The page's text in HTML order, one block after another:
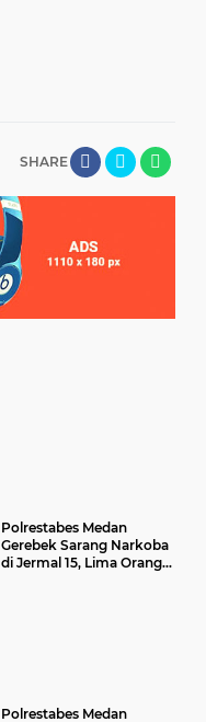
SHARE
Polrestabes Medan
Gerebek Sarang Narkoba
di Jermal 15, Lima Orang
Polrestabes Medan